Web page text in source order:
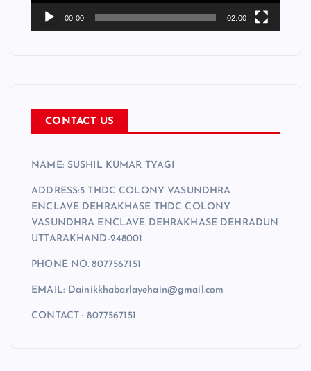
00:00 02:00
CONTACT US
NAME: SUSHIL KUMAR TYAGI
ADDRESS:5 THDC COLONY VASUNDHRA
ENCLAVE DEHRAKHASE THDC COLONY
VASUNDHRA ENCLAVE DEHRAKHASE DEHRADUN
UTTARAKHAND-248001
PHONE NO. 8077567151
EMAIL: Dainikkhabarlayehain@gmail.com
CONTACT : 8077567151